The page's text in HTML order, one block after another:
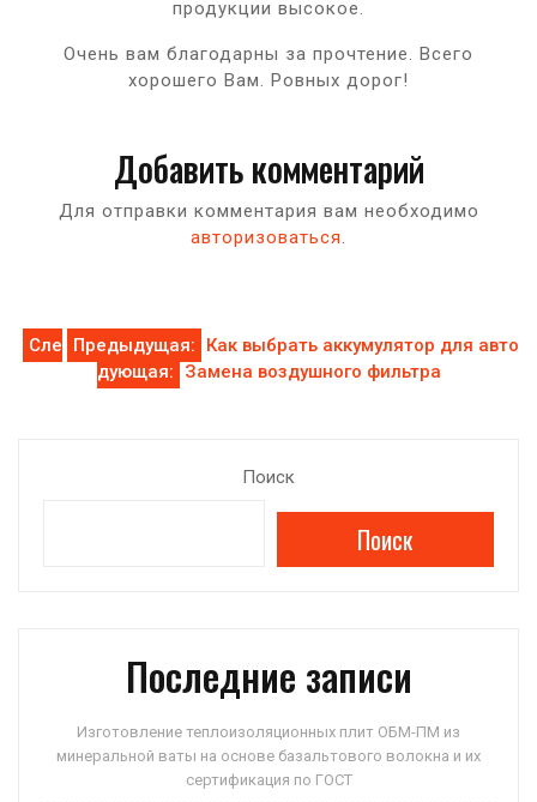
продукции высокое.
Очень вам благодарны за прочтение. Всего
хорошего Вам. Ровных дорог!
Добавить комментарий
Для отправки комментария вам необходимо
авторизоваться.
Навигация
Предыдущая: Как выбрать аккумулятор для авто
Сле
дующая:
Замена воздушного фильтра
Поиск
Поиск
Последние записи
Изготовление теплоизоляционных плит ОБМ-ПМ из
минеральной ваты на основе базальтового волокна и их
сертификация по ГОСТ